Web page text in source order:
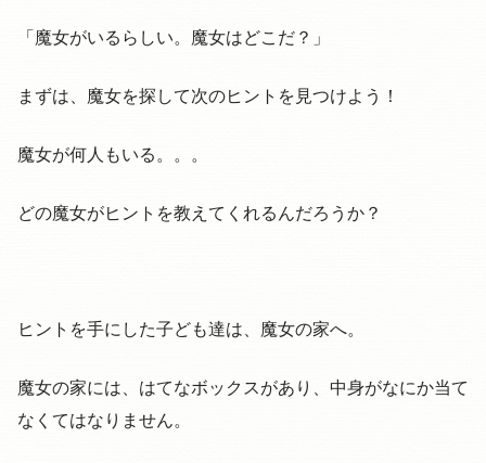
「魔女がいるらしい。魔女はどこだ？」
まずは、魔女を探して次のヒントを見つけよう！
魔女が何人もいる。。。
どの魔女がヒントを教えてくれるんだろうか？
ヒントを手にした子ども達は、魔女の家へ。
魔女の家には、はてなボックスがあり、中身がなにか当て
なくてはなりません。